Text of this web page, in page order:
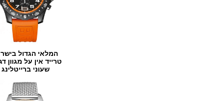
המלאי הגדול בישראל
טרייד אין על מגוון דגמים
שעוני ברייטלינג